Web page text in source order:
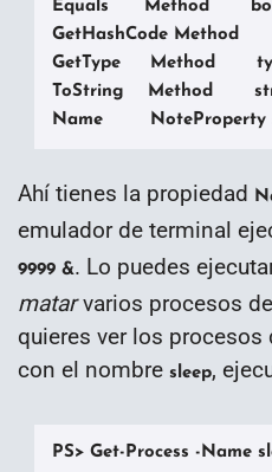
Equals      Method
GetHashCode Method
GetType     Method
ToString    Method
Name        NoteProperty
Ahí tienes la propiedad
emulador de terminal
9999 &. Lo puedes
matarvarios procesos
quieres ver los procesos
con el nombre sleep,
PS> Get-Process -Name